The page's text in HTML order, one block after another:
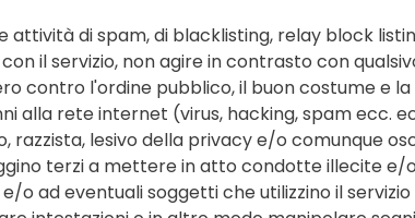
attività di spam, di blacklisting, relay block
il servizio, non agire in contrasto con
contro l'ordine pubblico, il buon costume e la
alla rete internet (virus, hacking, spam ecc.
lesivo della privacy e/o comunque
terzi a mettere in atto condotte illecite e/o
o ad eventuali soggetti che utilizzino il